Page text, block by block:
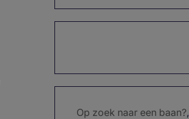
Op zoek naar een baan?,